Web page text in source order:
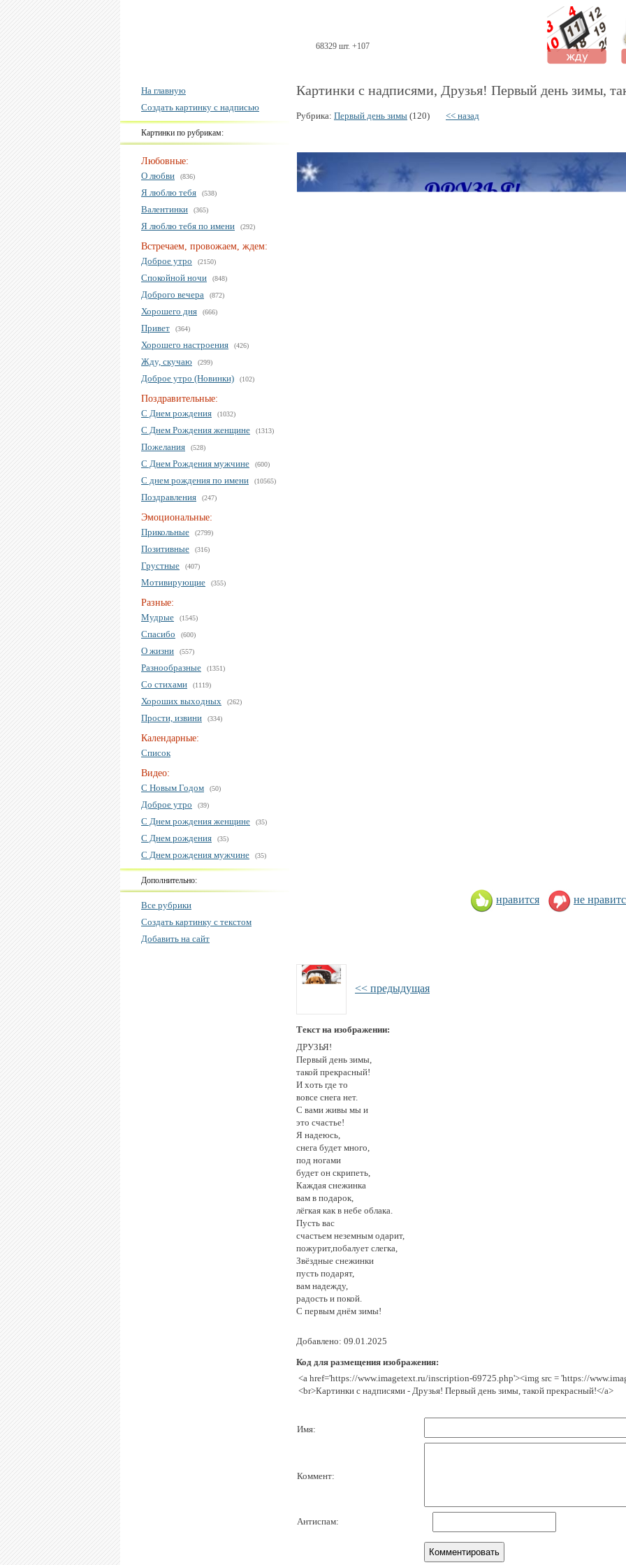
68329 шт. +107
На главную
Создать картинку с надписью
Картинки по рубрикам:
Любовные:
О любви
(836)
Я люблю тебя (538)
Валентинки (365)
Я люблю тебя по имени (292)
Встречаем, провожаем, ждем:
Доброе утро
(2150)
Спокойной ночи (848)
Доброго вечера (872)
Хорошего дня (666)
Привет (364)
Хорошего настроения (426)
Жду, скучаю (299)
Доброе утро (Новинки) (102)
Поздравительные:
С Днем рождения
(1032)
С Днем Рождения женщине (1313)
Пожелания (528)
С Днем Рождения мужчине (600)
С днем рождения по имени (10565)
Поздравления (247)
Эмоциональные:
Прикольные
(2799)
Позитивные (316)
Грустные (407)
Мотивирующие (355)
Разные:
Мудрые
(1545)
Спасибо (600)
О жизни (557)
Разнообразные (1351)
Со стихами (1119)
Хороших выходных (262)
Прости, извини (334)
Календарные:
Список
Видео:
С Новым Годом
(50)
Доброе утро (39)
С Днем рождения женщине (35)
С Днем рождения (35)
С Днем рождения мужчине (35)
Дополнительно:
Все рубрики
Создать картинку с текстом
Добавить на сайт
Картинки с надписями, Друзья! Первый день зимы,
Рубрика: Первый день зимы (120) << назад
нравится не
<< предыдущая
Текст на изображении:
ДРУЗЬЯ!
Первый день зимы,
такой прекрасный!
И хоть где то
вовсе снега нет.
С вами живы мы и
это счастье!
Я надеюсь,
снега будет много,
под ногами
будет он скрипеть,
Каждая снежинка
вам в подарок,
лёгкая как в небе облака.
Пусть вас
счастьем неземным одарит,
пожурит,побалует слегка,
Звёздные снежинки
пусть подарят,
вам надежду,
радость и покой.
С первым днём зимы!
Добавлено: 09.01.2025
Код для размещения изображения:
<a href='https://www.imagetext.ru/inscription-69725.php'><img src = 'https://
<br>Картинки с надписями - Друзья! Первый день зимы, такой прекрасный!</a>
Имя:
Коммент:
Антиспам: